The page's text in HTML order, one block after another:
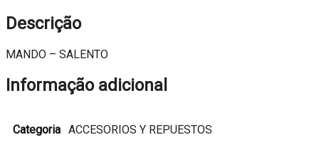
Descrição
MANDO – SALENTO
Informação adicional
Categoria ACCESORIOS Y REPUESTOS